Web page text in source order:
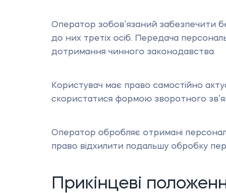
Оператор зобовʼязаний забезпечити
до них третіх осіб. Передача
дотримання чинного законодавства.
Користувач має право самостійно
скористатися формою зворотного
Оператор обробляє отримані
право відхилити подальшу обробку
Прикінцеві